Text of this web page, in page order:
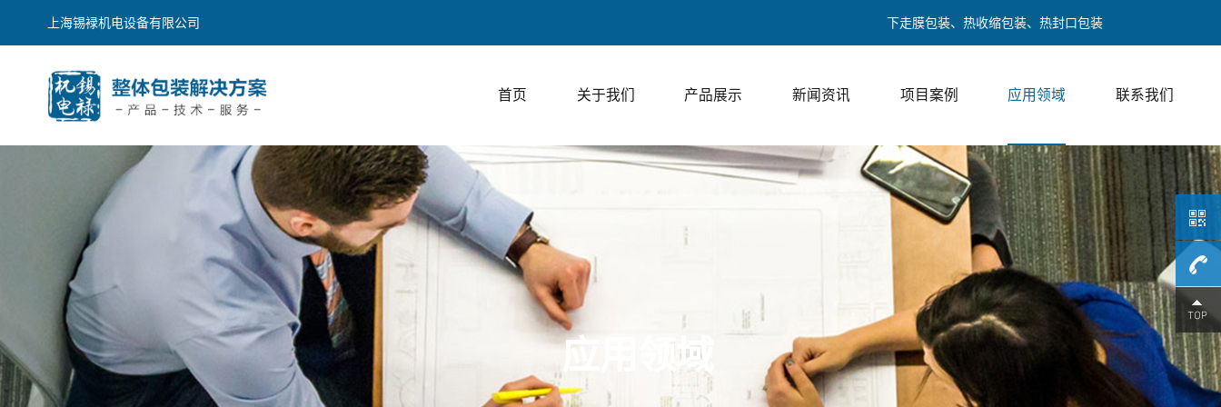
上海锡䘵机电设备有限公司 上走膜包装、下走膜包装、热收缩包装、热封口包装
首页 关于我们 产品展示 新闻资讯 项目案例 应用领域 联系我们
应用领域 / 邓经理